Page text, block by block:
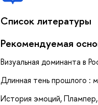
Список литературы
Рекомендуемая
Визуальная доминанта в
Длинная тень прошлого :
История эмоций,